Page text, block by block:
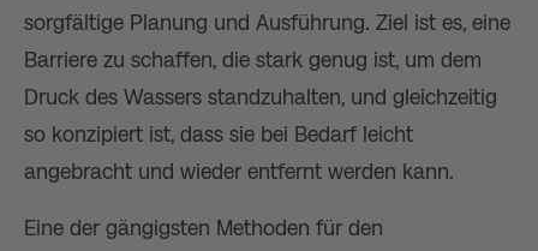
sorgfältige Planung und Ausführung. Ziel ist es, eine
Barriere zu schaffen, die stark genug ist, um dem
Druck des Wassers standzuhalten, und gleichzeitig
so konzipiert ist, dass sie bei Bedarf leicht
angebracht und wieder entfernt werden kann.
Eine der gängigsten Methoden für den